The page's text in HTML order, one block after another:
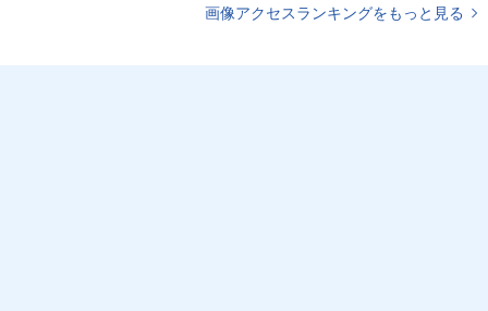
画像アクセスランキングをもっと見る